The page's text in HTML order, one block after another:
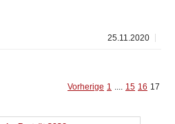
25.11.2020
Vorherige 1 .... 15 16 17